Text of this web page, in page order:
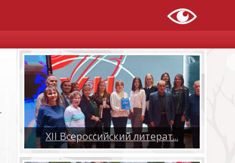
XII Всероссийский литерат...